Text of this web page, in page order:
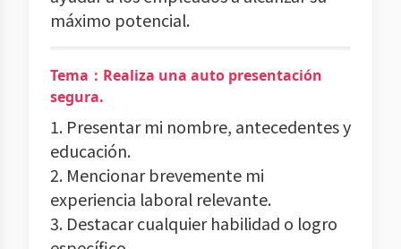
máximo potencial.
Tema：Realiza una auto presentación
segura.
1. Presentar mi nombre, antecedentes y
educación.
2. Mencionar brevemente mi
experiencia laboral relevante.
3. Destacar cualquier habilidad o logro